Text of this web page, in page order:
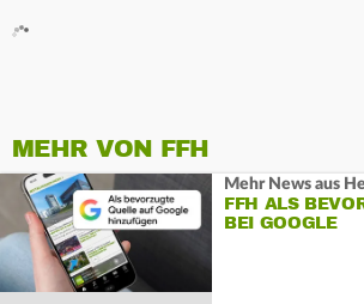
MEHR VON FFH
Mehr News aus
FFH ALS
BEI GOOGLE